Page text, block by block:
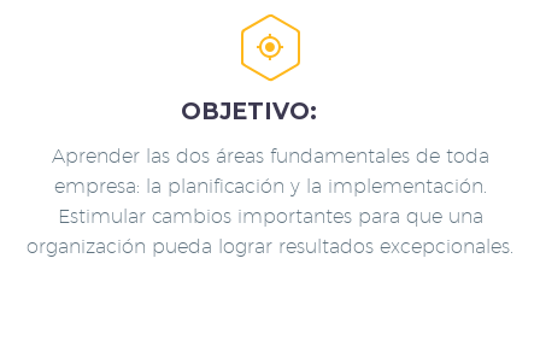


OBJETIVO:
Aprender las dos áreas fundamentales de toda
empresa: la planificación y la implementación.
Estimular cambios importantes para que una
organización pueda lograr resultados excepcionales.